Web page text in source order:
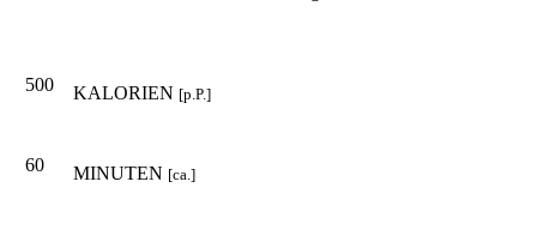
500 KALORIEN [p.P.]
60 MINUTEN [ca.]